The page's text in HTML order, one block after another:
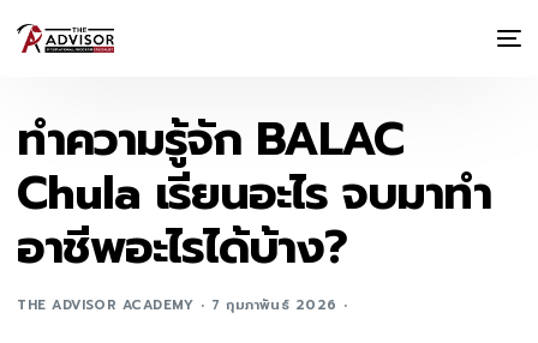
ทำความรู้จัก BALAC
Chula เรียนอะไร จบมาทำ
อาชีพอะไรได้บ้าง?
THE ADVISOR ACADEMY 7 กุมภาพันธ์ 2026